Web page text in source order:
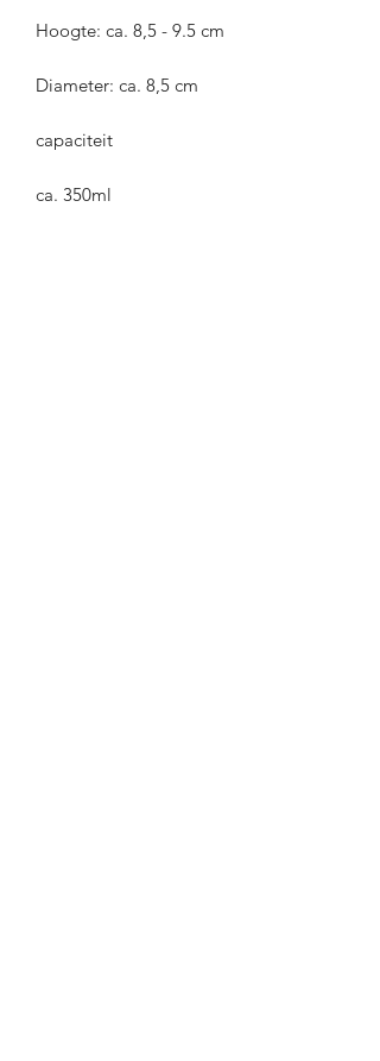
Hoogte: ca. 8,5 - 9.5 cm
Diameter: ca. 8,5 cm
capaciteit
ca. 350ml